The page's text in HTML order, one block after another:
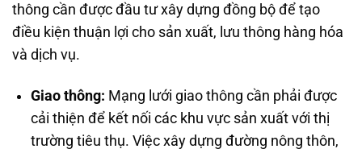
thông cần được đầu tư xây dựng đồng bộ để tạo
điều kiện thuận lợi cho sản xuất, lưu thông hàng hóa
và dịch vụ.
Giao thông: Mạng lưới giao thông cần phải được
cải thiện để kết nối các khu vực sản xuất với thị
trường tiêu thụ. Việc xây dựng đường nông thôn,